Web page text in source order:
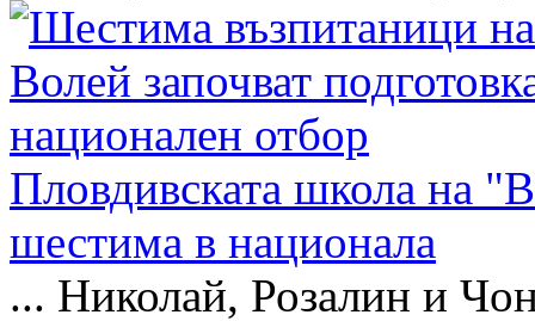
Пловдивската школа на
шестима в национала
... Николай, Розалин и